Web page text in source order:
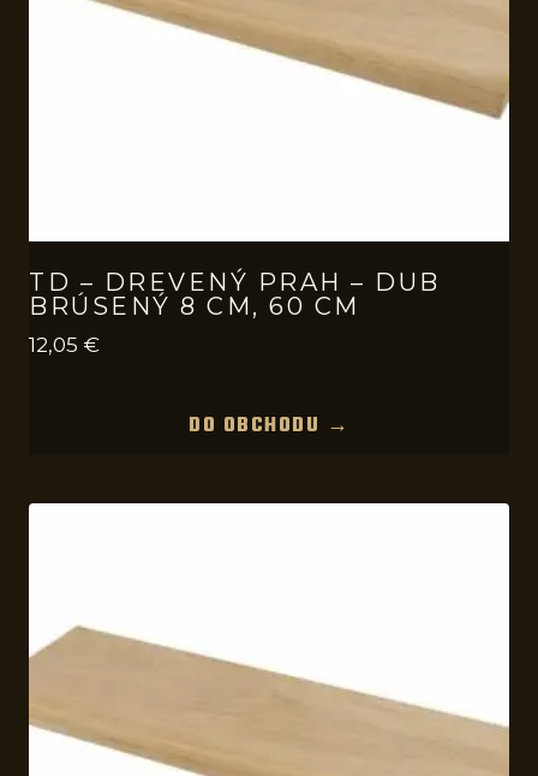
TD – DREVENÝ PRAH – DUB
BRÚSENÝ 8 CM, 60 CM
12,05 €
DO OBCHODU →